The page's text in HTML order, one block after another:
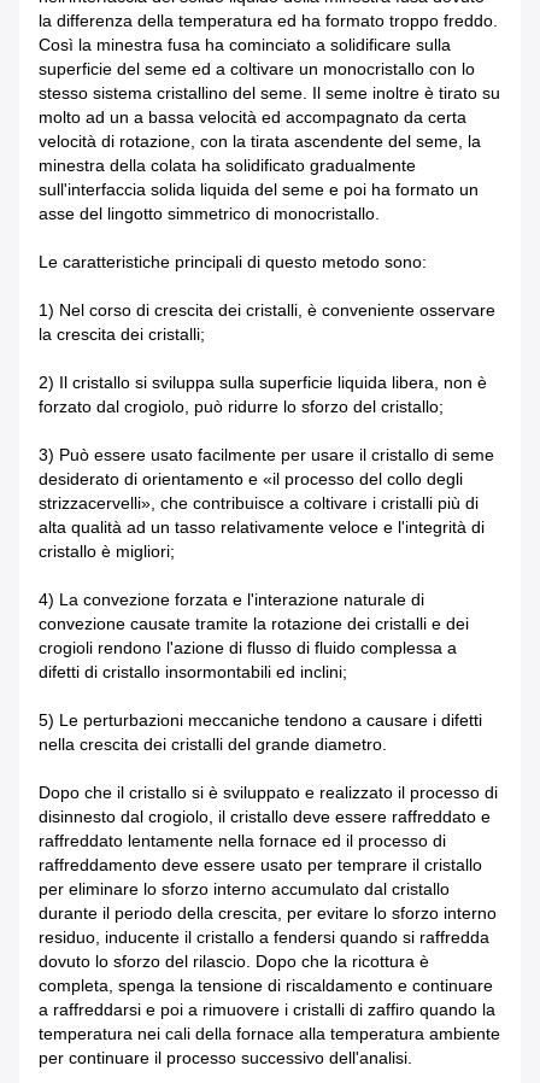
la differenza della temperatura ed ha formato troppo freddo.
Così la minestra fusa ha cominciato a solidificare sulla
superficie del seme ed a coltivare un monocristallo con lo
stesso sistema cristallino del seme. Il seme inoltre è tirato su
molto ad un a bassa velocità ed accompagnato da certa
velocità di rotazione, con la tirata ascendente del seme, la
minestra della colata ha solidificato gradualmente
sull'interfaccia solida liquida del seme e poi ha formato un
asse del lingotto simmetrico di monocristallo.
Le caratteristiche principali di questo metodo sono:
1) Nel corso di crescita dei cristalli, è conveniente osservare
la crescita dei cristalli;
2) Il cristallo si sviluppa sulla superficie liquida libera, non è
forzato dal crogiolo, può ridurre lo sforzo del cristallo;
3) Può essere usato facilmente per usare il cristallo di seme
desiderato di orientamento e «il processo del collo degli
strizzacervelli», che contribuisce a coltivare i cristalli più di
alta qualità ad un tasso relativamente veloce e l'integrità di
cristallo è migliori;
4) La convezione forzata e l'interazione naturale di
convezione causate tramite la rotazione dei cristalli e dei
crogioli rendono l'azione di flusso di fluido complessa a
difetti di cristallo insormontabili ed inclini;
5) Le perturbazioni meccaniche tendono a causare i difetti
nella crescita dei cristalli del grande diametro.
Dopo che il cristallo si è sviluppato e realizzato il processo di
disinnesto dal crogiolo, il cristallo deve essere raffreddato e
raffreddato lentamente nella fornace ed il processo di
raffreddamento deve essere usato per temprare il cristallo
per eliminare lo sforzo interno accumulato dal cristallo
durante il periodo della crescita, per evitare lo sforzo interno
residuo, inducente il cristallo a fendersi quando si raffredda
dovuto lo sforzo del rilascio. Dopo che la ricottura è
completa, spenga la tensione di riscaldamento e continuare
a raffreddarsi e poi a rimuovere i cristalli di zaffiro quando la
temperatura nei cali della fornace alla temperatura ambiente
per continuare il processo successivo dell'analisi.